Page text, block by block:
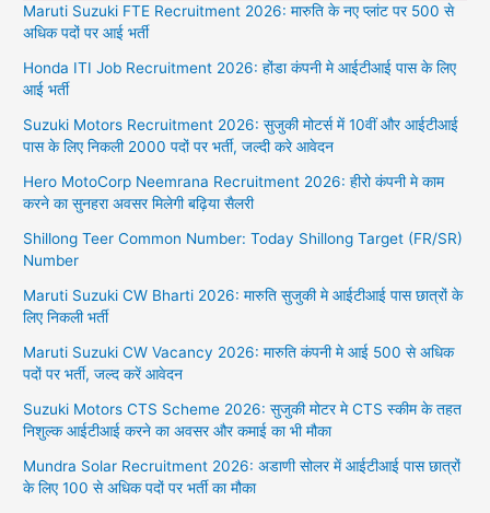
Maruti Suzuki FTE Recruitment 2026: मारुति के नए प्लांट पर 500 से
अधिक पदों पर आई भर्ती
Honda ITI Job Recruitment 2026: होंडा कंपनी मे आईटीआई पास के लिए
आई भर्ती
Suzuki Motors Recruitment 2026: सुजुकी मोटर्स में 10वीं और आईटीआई
पास के लिए निकली 2000 पदों पर भर्ती, जल्दी करे आवेदन
Hero MotoCorp Neemrana Recruitment 2026: हीरो कंपनी मे काम
करने का सुनहरा अवसर मिलेगी बढ़िया सैलरी
Shillong Teer Common Number: Today Shillong Target (FR/SR)
Number
Maruti Suzuki CW Bharti 2026: मारुति सुजुकी मे आईटीआई पास छात्रों के
लिए निकली भर्ती
Maruti Suzuki CW Vacancy 2026: मारुति कंपनी मे आई 500 से अधिक
पदों पर भर्ती, जल्द करें आवेदन
Suzuki Motors CTS Scheme 2026: सुजुकी मोटर मे CTS स्कीम के तहत
निशुल्क आईटीआई करने का अवसर और कमाई का भी मौका
Mundra Solar Recruitment 2026: अडाणी सोलर में आईटीआई पास छात्रों
के लिए 100 से अधिक पदों पर भर्ती का मौका